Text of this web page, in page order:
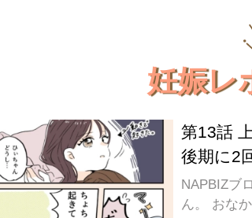
妊娠レ
第13話
後期に2
NAPBIZブ
ん。 おな